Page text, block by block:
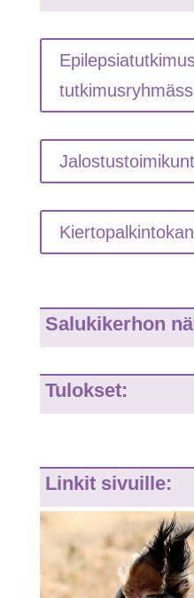
Salukikerhon
Tulokset:
Linkit sivuille: